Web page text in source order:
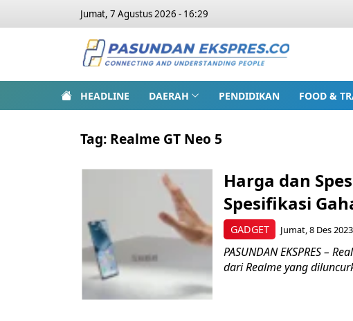
Jumat, 7 Agustus 2026 - 16:29
HEADLINE DAERAH PENDIDIKAN FOOD &
Tag: Realme GT Neo 5
GADGET
Harga dan
Spesifikasi
Jumat, 8 Des
PASUNDAN EKSPRES –
dari Realme yang